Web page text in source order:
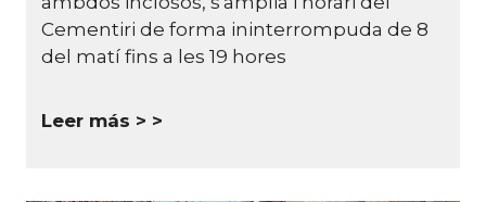
Cementiri de forma ininterrompuda de 8
del matí fins a les 19 hores
Leer más >